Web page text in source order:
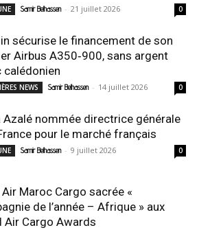
Samir Belhassen - 21 juillet 2026 0
sécurise le financement de son
Airbus A350‑900, sans argent
calédonien
NEWS Samir Belhassen - 14 juillet 2026 0
Azalé nommée directrice générale
pour le marché français
Samir Belhassen - 9 juillet 2026 0
Air Maroc Cargo sacrée «
de l’année – Afrique » aux
Air Cargo Awards